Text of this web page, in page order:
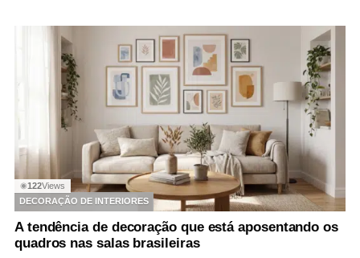
◉122Views
DECORAÇÃO DE INTERIORES
A tendência de decoração que está aposentando os
quadros nas salas brasileiras